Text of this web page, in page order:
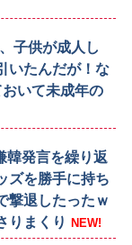
子供が成人し
いたんだが！な
いて未成年の
韓発言を繰り返
ズを勝手に持ち
撃退したったｗ
りまくり NEW!